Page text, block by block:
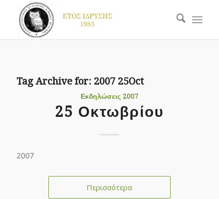
Tag Archive for: 2007 25Oct
Εκδηλώσεις 2007
25 Οκτωβρίου
2007
Περισσότερα